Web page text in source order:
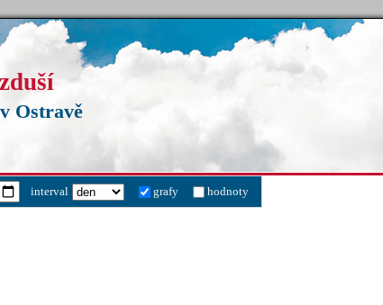
Ostravě
interval grafy hodnoty